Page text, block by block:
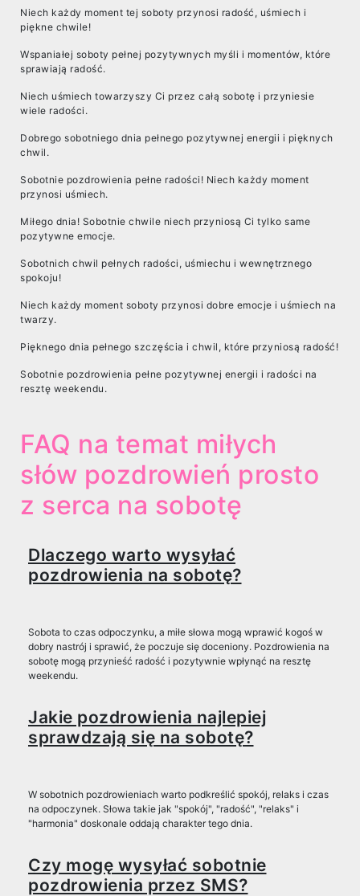
Niech każdy moment tej soboty przynosi radość, uśmiech i
piękne chwile!
Wspaniałej soboty pełnej pozytywnych myśli i momentów, które
sprawiają radość.
Niech uśmiech towarzyszy Ci przez całą sobotę i przyniesie
wiele radości.
Dobrego sobotniego dnia pełnego pozytywnej energii i pięknych
chwil.
Sobotnie pozdrowienia pełne radości! Niech każdy moment
przynosi uśmiech.
Miłego dnia! Sobotnie chwile niech przyniosą Ci tylko same
pozytywne emocje.
Sobotnich chwil pełnych radości, uśmiechu i wewnętrznego
spokoju!
Niech każdy moment soboty przynosi dobre emocje i uśmiech na
twarzy.
Pięknego dnia pełnego szczęścia i chwil, które przyniosą radość!
Sobotnie pozdrowienia pełne pozytywnej energii i radości na
resztę weekendu.
FAQ na temat miłych
słów pozdrowień prosto
z serca na sobotę
Dlaczego warto wysyłać
pozdrowienia na sobotę?
Sobota to czas odpoczynku, a miłe słowa mogą wprawić kogoś w
dobry nastrój i sprawić, że poczuje się doceniony. Pozdrowienia na
sobotę mogą przynieść radość i pozytywnie wpłynąć na resztę
weekendu.
Jakie pozdrowienia najlepiej
sprawdzają się na sobotę?
W sobotnich pozdrowieniach warto podkreślić spokój, relaks i czas
na odpoczynek. Słowa takie jak "spokój", "radość", "relaks" i
"harmonia" doskonale oddają charakter tego dnia.
Czy mogę wysyłać sobotnie
pozdrowienia przez SMS?